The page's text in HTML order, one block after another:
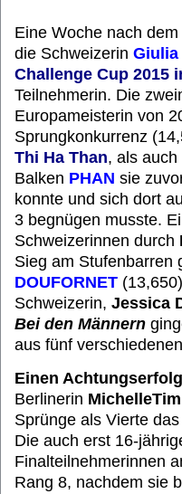
Eine Woche nach dem
die Schweizerin Giulia
Challenge Cup 2015
Teilnehmerin. Die
Europameisterin von
Sprungkonkurrenz
Thi Ha Than, als
Balken PHAN sie
konnte und sich dort
3 begnügen musste.
Schweizerinnen durch
Sieg am
DOUFORNET
Schweizerin, Jessica
Bei den Männern
aus fünf
Einen Achtungserfolg
Berlinerin
Sprünge als Vierte
Die auch erst 16-
Finalteilnehmerinnen
Rang 8, nachdem sie